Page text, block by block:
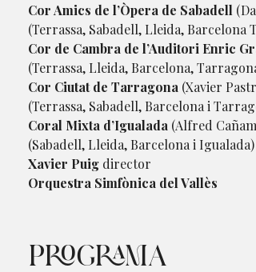
Cor Amics de l’Òpera de Sabadell
(Terrassa, Sabadell, Lleida, Barcelona
Cor de Cambra de l’Auditori Enric
(Terrassa, Lleida, Barcelona,
Cor Ciutat de Tarragona (Xavier
(Terrassa, Sabadell, Barcelona i
Coral Mixta d’Igualada (Alfred
(Sabadell, Lleida, Barcelona i Igualada)
Xavier Puig director
Orquestra Simfònica del Vallès
PROGRAMA